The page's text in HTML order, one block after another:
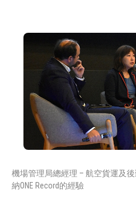
機場管理局總經理 – 航空貨運及
納ONE Record的經驗